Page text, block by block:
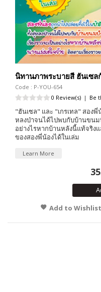
นิทานภาพระบายสี ฮันเซล
Code : P-YOU-654
0 Review(s) | Be
"ฮันเซล" และ "เกรเทล" สอง
หลงป่าจนได้ไปพบกับบ้านขนม
อย่างไรหากบ้านหลังนี้แท้จริง
ของสองพี่น้องได้ในเล่ม
Learn More
Add to Wishlist